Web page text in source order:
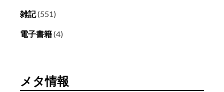
雑記(551)
電子書籍(4)
メタ情報